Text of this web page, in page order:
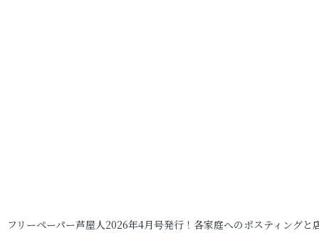
フリーペーパー芦屋人2026年4月号発行！各家庭へのポスティングと